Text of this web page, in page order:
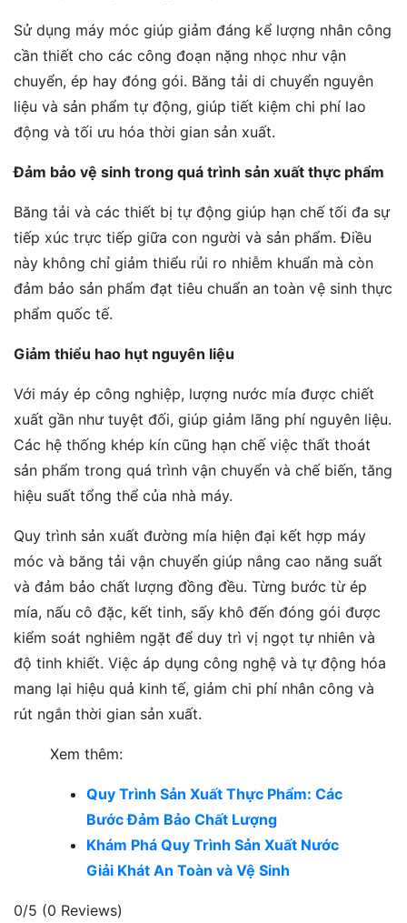
Sử dụng máy móc giúp giảm đáng kể lượng nhân công
cần thiết cho các công đoạn nặng nhọc như vận
chuyển, ép hay đóng gói. Băng tải di chuyển nguyên
liệu và sản phẩm tự động, giúp tiết kiệm chi phí lao
động và tối ưu hóa thời gian sản xuất.
Đảm bảo vệ sinh trong quá trình sản xuất thực phẩm
Băng tải và các thiết bị tự động giúp hạn chế tối đa sự
tiếp xúc trực tiếp giữa con người và sản phẩm. Điều
này không chỉ giảm thiểu rủi ro nhiễm khuẩn mà còn
đảm bảo sản phẩm đạt tiêu chuẩn an toàn vệ sinh thực
phẩm quốc tế.
Giảm thiểu hao hụt nguyên liệu
Với máy ép công nghiệp, lượng nước mía được chiết
xuất gần như tuyệt đối, giúp giảm lãng phí nguyên liệu.
Các hệ thống khép kín cũng hạn chế việc thất thoát
sản phẩm trong quá trình vận chuyển và chế biến, tăng
hiệu suất tổng thể của nhà máy.
Quy trình sản xuất đường mía hiện đại kết hợp máy
móc và băng tải vận chuyển giúp nâng cao năng suất
và đảm bảo chất lượng đồng đều. Từng bước từ ép
mía, nấu cô đặc, kết tinh, sấy khô đến đóng gói được
kiểm soát nghiêm ngặt để duy trì vị ngọt tự nhiên và
độ tinh khiết. Việc áp dụng công nghệ và tự động hóa
mang lại hiệu quả kinh tế, giảm chi phí nhân công và
rút ngắn thời gian sản xuất.
Xem thêm:
Quy Trình Sản Xuất Thực Phẩm: Các
Bước Đảm Bảo Chất Lượng
Khám Phá Quy Trình Sản Xuất Nước
Giải Khát An Toàn và Vệ Sinh
0/5 (0 Reviews)